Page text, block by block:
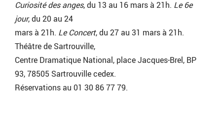
Curiosité des anges, du 13 au 16 mars à 21h. Le 6e
jour, du 20 au 24
mars à 21h. Le Concert, du 27 au 31 mars à 21h.
Théâtre de Sartrouville,
Centre Dramatique National, place Jacques-Brel, BP
93, 78505 Sartrouville cedex.
Réservations au 01 30 86 77 79.